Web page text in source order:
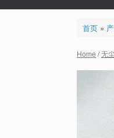
首页»
Home /无